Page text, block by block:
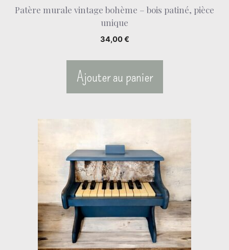
Patère murale vintage bohème – bois patiné, pièce
unique
34,00€
Ajouter au panier